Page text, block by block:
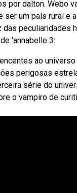
por dalton. Webo
ser um país rural
peculiaridades
‘annabelle 3:
ao
perigosas
série do
o vampiro de